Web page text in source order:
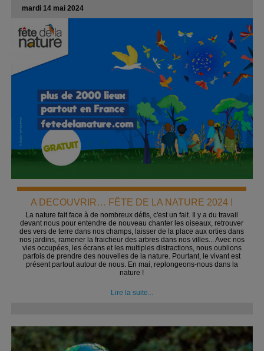
mardi 14 mai 2024
A DECOUVRIR… FÊTE DE LA NATURE 2024 !
La nature fait face à de nombreux défis, c'est un fait. Il y a du travail
devant nous pour entendre de nouveau chanter les oiseaux, retrouver
des vers de terre dans nos champs, laisser de la place aux orties dans
nos jardins, ramener la fraicheur des arbres dans nos villes... Avec nos
vies occupées, les écrans et les multiples distractions, nous oublions
parfois de prendre des nouvelles de la nature. Pourtant, le vivant est
présent partout autour de nous. En mai, replongeons-nous dans la
nature !
Lire la suite...